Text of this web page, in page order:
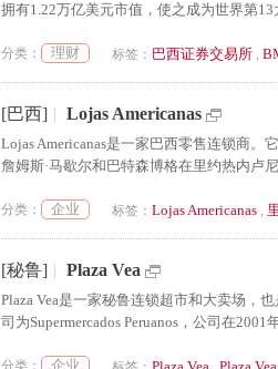
拥有1.22万亿美元市值，使之成为世界第
分类： 理财 标签： 巴西证券交易所 ,
[巴西] | Lojas Americanas
Lojas Americanas是一家巴西零售连锁商。
詹姆斯·马歇尔和巴特森博格在里约热内卢
分类： 企业 标签： Lojas Americanas ,
[秘鲁] | Plaza Vea
Plaza Vea是一家秘鲁连锁超市和大卖场，
司为Supermercados Peruanos，公司在
分类： 企业